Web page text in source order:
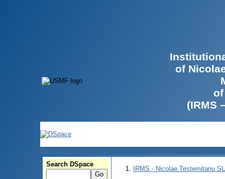
of
(IRMS
Search DSpace
IRMS - Nicolae Testemitanu